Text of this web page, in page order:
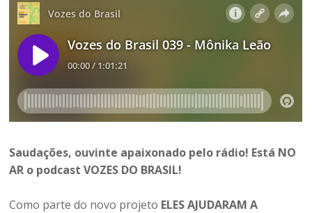
Saudações, ouvinte apaixonado pelo rádio! Está NO
AR o podcastVOZES DO BRASIL!
Como parte do novo projeto ELES AJUDARAM A